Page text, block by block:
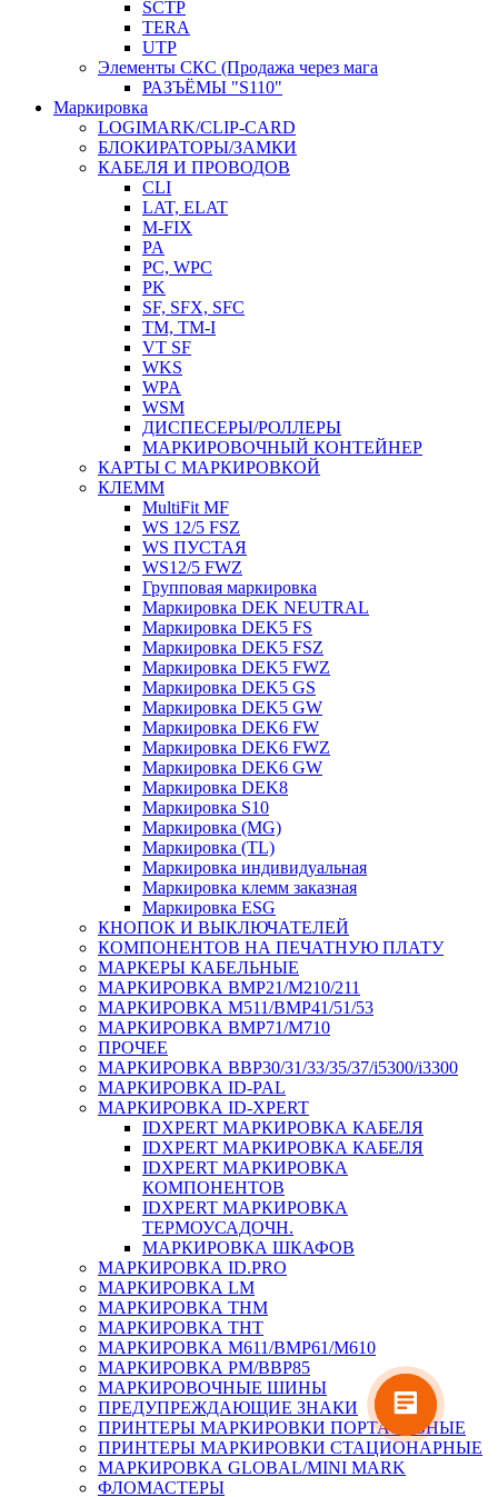
SCTP
TERA
UTP
Элементы СКС (Продажа через мага
РАЗЪЁМЫ "S110"
Маркировка
LOGIMARK/CLIP-CARD
БЛОКИРАТОРЫ/ЗАМКИ
КАБЕЛЯ И ПРОВОДОВ
CLI
LAT, ELAT
M-FIX
PA
PC, WРС
PK
SF, SFX, SFC
TM, TM-I
VT SF
WKS
WPA
WSM
ДИСПЕСЕРЫ/РОЛЛЕРЫ
МАРКИРОВОЧНЫЙ КОНТЕЙНЕР
КАРТЫ С МАРКИРОВКОЙ
КЛЕММ
MultiFit MF
WS 12/5 FSZ
WS ПУСТАЯ
WS12/5 FWZ
Групповая маркировка
Маркировка DEK NEUTRAL
Маркировка DEK5 FS
Маркировка DEK5 FSZ
Маркировка DEK5 FWZ
Маркировка DEK5 GS
Маркировка DEK5 GW
Маркировка DEK6 FW
Маркировка DEK6 FWZ
Маркировка DEK6 GW
Маркировка DEK8
Маркировка S10
Маркировка (MG)
Маркировка (TL)
Маркировка индивидуальная
Маркировка клемм заказная
Маркировка ESG
КНОПОК И ВЫКЛЮЧАТЕЛЕЙ
КОМПОНЕНТОВ НА ПЕЧАТНУЮ ПЛАТУ
МАРКЕРЫ КАБЕЛЬНЫЕ
МАРКИРОВКА BMP21/M210/211
МАРКИРОВКА M511/BMP41/51/53
МАРКИРОВКА BMP71/M710
ПРОЧЕЕ
МАРКИРОВКА BBP30/31/33/35/37/i5300/i3300
МАРКИРОВКА ID-PAL
МАРКИРОВКА ID-XPERT
IDXPERT МАРКИРОВКА КАБЕЛЯ
IDXPERT МАРКИРОВКА КАБЕЛЯ
IDXPERT МАРКИРОВКА
КОМПОНЕНТОВ
IDXPERT МАРКИРОВКА
ТЕРМОУСАДОЧН.
МАРКИРОВКА ШКАФОВ
МАРКИРОВКА ID.PRO
МАРКИРОВКА LM
МАРКИРОВКА THM
МАРКИРОВКА THT
МАРКИРОВКА M611/BMP61/M610
МАРКИРОВКА PM/BBP85
МАРКИРОВОЧНЫЕ ШИНЫ
ПРЕДУПРЕЖДАЮЩИЕ ЗНАКИ
ПРИНТЕРЫ МАРКИРОВКИ ПОРТАТИВНЫЕ
ПРИНТЕРЫ МАРКИРОВКИ СТАЦИОНАРНЫЕ
МАРКИРОВКА GLOBAL/MINI MARK
ФЛОМАСТЕРЫ